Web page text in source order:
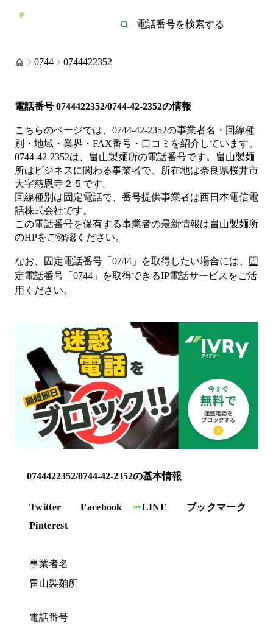
0744 0744422352
電話番号 0744422352/0744-42-2352の情報
こちらのページでは、 0744-42-2352の事業者名・回線種
別・地域・業界・FAX番号・口コミを紹介しています。
0744-42-2352は、 畠山製麺所の電話番号です。
畠山製麺
所は ビジネスに関わる事業者で、所在地は奈良県桜井市
大字慈恩寺２５ です。
回線種別は固定電話で、番号提供事業者は西日本電信電
話株式会社です。
この電話番号を保有する事業者の最新情報は畠山製麺所
のHPをご確認ください。
なお、固定電話番号「 0744 」を取得したい場合には、
固
定電話番号「 0744 」を取得できるIP電話サービス をご活
用ください。
0744422352/0744-42-2352の基本情報
Twitter Facebook LINE
ブックマーク
Pinterest
事業者名
畠山製麺所
電話番号